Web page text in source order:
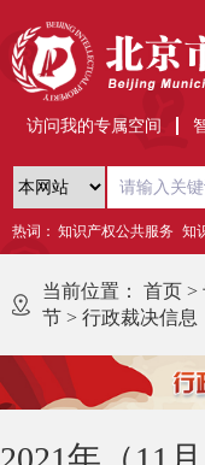
访问我的专属空间
热词： 知识产权公共服务 知
当前位置： 首页 >
节 > 行政裁决信息